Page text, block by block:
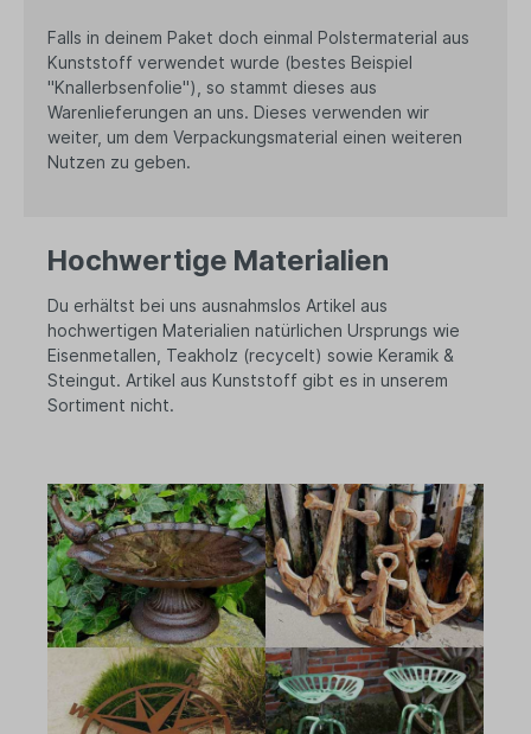
Falls in deinem Paket doch einmal Polstermaterial aus
Kunststoff verwendet wurde (bestes Beispiel
"Knallerbsenfolie"), so stammt dieses aus
Warenlieferungen an uns. Dieses verwenden wir
weiter, um dem Verpackungsmaterial einen weiteren
Nutzen zu geben.
Hochwertige Materialien
Du erhältst bei uns ausnahmslos Artikel aus
hochwertigen Materialien natürlichen Ursprungs wie
Eisenmetallen, Teakholz (recycelt) sowie Keramik &
Steingut. Artikel aus Kunststoff gibt es in unserem
Sortiment nicht.